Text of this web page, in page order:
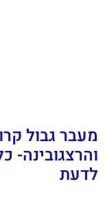
מעבר גבול
והרצגובינה-
לדעת